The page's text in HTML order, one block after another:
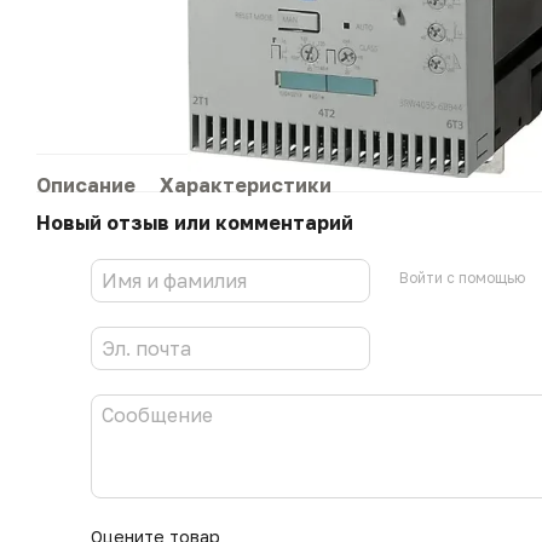
Описание
Характеристики
Новый отзыв или комментарий
Войти с помощью
Оцените товар